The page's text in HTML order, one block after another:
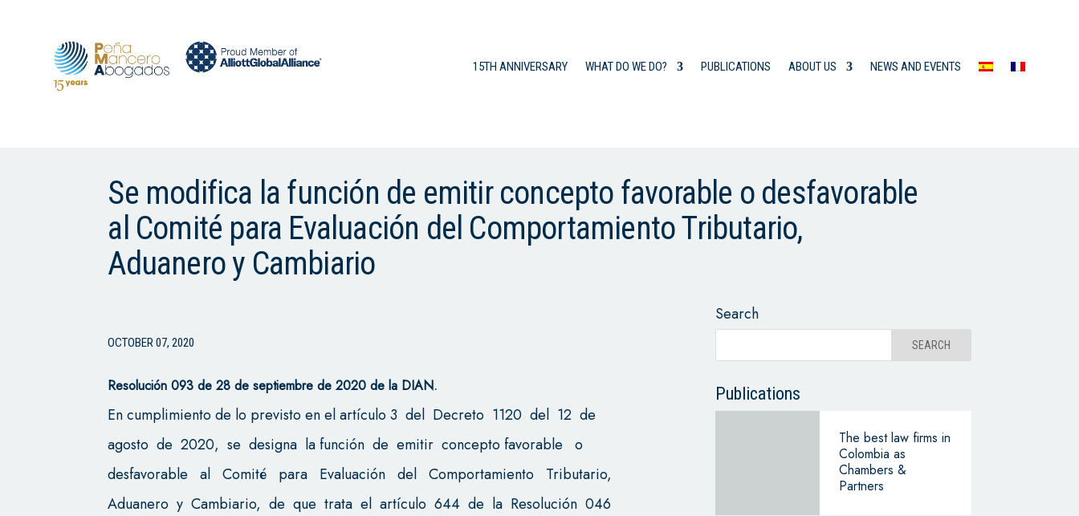
15TH ANNIVERSARY WHAT DO WE DO? PUBLICATIONS ABOUT US NEWS AND EVENTS
Se modifica la función de emitir concepto favorable o desfavorable
al Comité para Evaluación del Comportamiento Tributario,
Aduanero y Cambiario
OCTOBER 07, 2020
Resolución 093 de 28 de septiembre de 2020 de la DIAN.
En cumplimiento de lo previsto en el artículo 3 del Decreto 1120 del 12 de
agosto de 2020, se designa la función de emitir concepto favorable o
desfavorable al Comité para Evaluación del Comportamiento Tributario,
Aduanero y Cambiario, de que trata el artículo 644 de la Resolución 046
Search
Publications
The best law firms in
Colombia as
Chambers &
Partners